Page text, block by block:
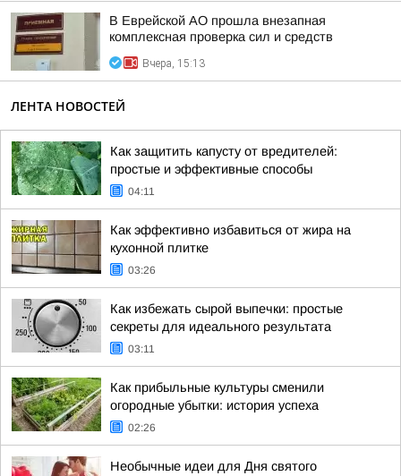
В Еврейской АО прошла внезапная
комплексная проверка сил и средств
Вчера, 15:13
ЛЕНТА НОВОСТЕЙ
Как защитить капусту от вредителей:
простые и эффективные способы
04:11
Как эффективно избавиться от жира на
кухонной плитке
03:26
Как избежать сырой выпечки: простые
секреты для идеального результата
03:11
Как прибыльные культуры сменили
огородные убытки: история успеха
02:26
Необычные идеи для Дня святого